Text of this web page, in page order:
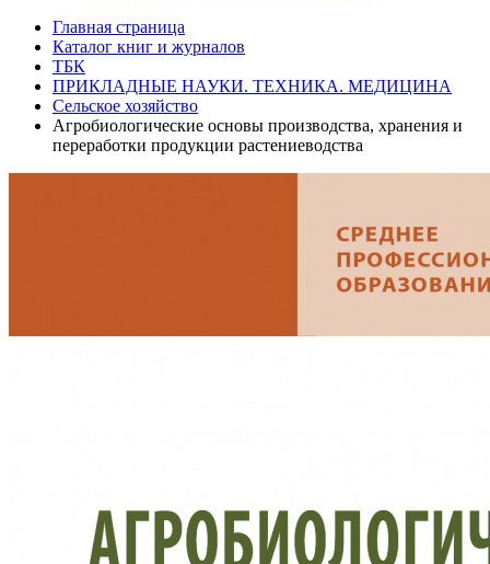
Главная страница
Каталог книг и журналов
ТБК
ПРИКЛАДНЫЕ НАУКИ. ТЕХНИКА. МЕДИЦИНА
Сельское хозяйство
Агробиологические основы производства, хранения и
переработки продукции растениеводства